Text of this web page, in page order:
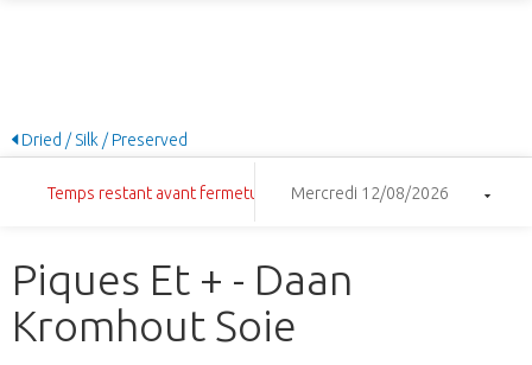
Dried / Silk / Preserved
Temps restant avant fermeture: 18:38:59Mercredi 12/08/2026
Piques Et + - Daan
Kromhout Soie